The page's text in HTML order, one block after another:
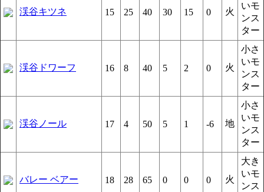
渓谷キツネ 15 25 40 30 15 0 火
いモ
ンス
ター
渓谷ドワーフ 16 8 40 5 2 0 火
小さ
いモ
ンス
ター
渓谷ノール 17 4 50 5 1 -6 地
小さ
いモ
ンス
ター
バレー ベアー 18 28 65 0 0 0 火
大き
いモ
ンス